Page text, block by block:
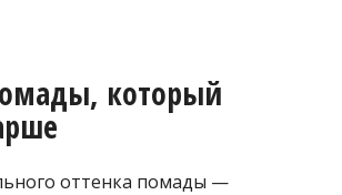
который
оттенка помады —